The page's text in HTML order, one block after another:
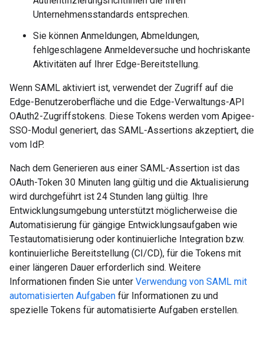
Unternehmensstandards entsprechen.
Sie können Anmeldungen, Abmeldungen,
fehlgeschlagene Anmeldeversuche und hochriskante
Aktivitäten auf Ihrer Edge-Bereitstellung.
Wenn SAML aktiviert ist, verwendet der Zugriff auf die
Edge-Benutzeroberfläche und die Edge-Verwaltungs-API
OAuth2-Zugriffstokens. Diese Tokens werden vom Apigee-
SSO-Modul generiert, das SAML-Assertions akzeptiert, die
vom IdP.
Nach dem Generieren aus einer SAML-Assertion ist das
OAuth-Token 30 Minuten lang gültig und die Aktualisierung
wird durchgeführt ist 24 Stunden lang gültig. Ihre
Entwicklungsumgebung unterstützt möglicherweise die
Automatisierung für gängige Entwicklungsaufgaben wie
Testautomatisierung oder kontinuierliche Integration bzw.
kontinuierliche Bereitstellung (CI/CD), für die Tokens mit
einer längeren Dauer erforderlich sind. Weitere
Informationen finden Sie unter Verwendung von SAML mit
automatisierten Aufgaben für Informationen zu und
spezielle Tokens für automatisierte Aufgaben erstellen.